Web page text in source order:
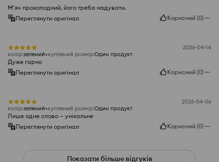
М'яч прохолодний, його треба надувати.
Переглянути оригінал
Корисний (0)
2026-04-14
колір:зелений куплений розмір:Один продукт
Дуже гарно
Переглянути оригінал
Корисний (0)
2026-04-06
колір:зелений куплений розмір:Один продукт
Лише одне слово — унікальне
Переглянути оригінал
Корисний (0)
Показати більше відгуків